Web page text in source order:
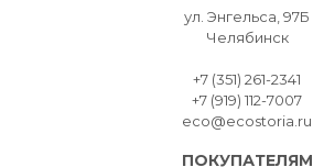
ул. Энгельса, 97Б
Челябинск
+7 (351) 261-2341
+7 (919) 112-7007
eco@ecostoria.ru
ПОКУПАТЕЛЯМ